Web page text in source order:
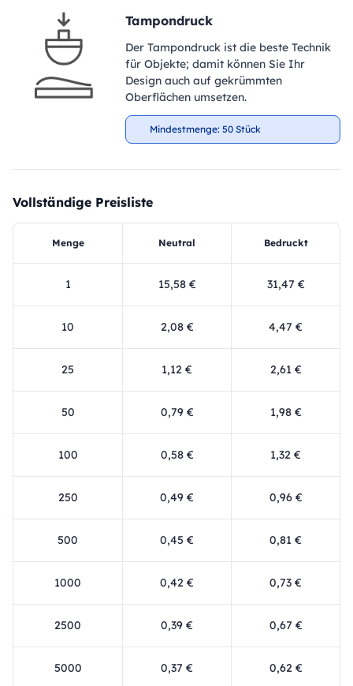
Tampondruck
Der Tampondruck ist die beste Technik
für Objekte; damit können Sie Ihr
Design auch auf gekrümmten
Oberflächen umsetzen.
Mindestmenge: 50 Stück
Vollständige Preisliste
Menge Neutral Bedruckt
1 15,58 € 31,47 €
10 2,08 € 4,47 €
25 1,12 € 2,61 €
50 0,79 € 1,98 €
100 0,58 € 1,32 €
250 0,49 € 0,96 €
500 0,45 € 0,81 €
1000 0,42 € 0,73 €
2500 0,39 € 0,67 €
5000 0,37 € 0,62 €